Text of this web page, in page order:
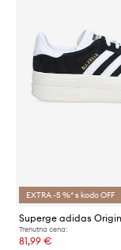
EXTRA -5 %* s kodo OFF
Trenutna cena:
81,99 €